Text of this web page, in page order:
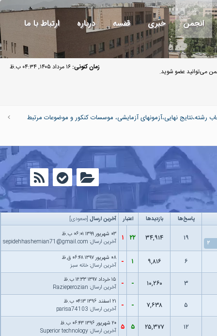
انجمن خبری قفسه درباره ارتباط با ما
زمان کنونی: ۱۶ مرداد ۱۴۰۵, ۰۴:۳۴ ب.ظ می‌توانید عضو شوید.
رشته،نتایج نهایی،آزمونهای آزمایشی، موسسات کنکور و موضوعات مرتبط
پاسخ‌ها بازدید‌ها اعتبار آخرین ارسال[ صعودی]
۲ ۱۹ ۳۴,۹۱۴ ۲۲
۰۳ شهریور ۱۳۹۹ ۰۶:۰۱ ب.ظ
آخرین ارسال:
sepidehhashemian71@gmail.com
۶ ۹,۸۱۶ -
۰۸ شهریور ۱۳۹۷ ۰۶:۴۸ ق.ظ
آخرین ارسال:خانه سبز
۳ ۱۰,۲۶۰ -
-
۱۵ خرداد ۱۳۹۷ ۱۲:۳۳ ب.ظ
آخرین ارسال:
Razieperozian
۵ ۷,۶۳۸ -
-
۲۱ اسفند ۱۳۹۶ ۰۴:۱۳ ب.ظ
آخرین ارسال:
parisa74103
۱۲ ۲۵,۳۷۷ ۵ ۵
۲۰ شهریور ۱۳۹۶ ۰۶:۴۳ ب.ظ
آخرین ارسال:
Superior technology